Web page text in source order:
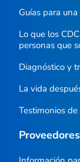
Guías para
Lo que los
personas que
Diagnóstico y
La vida
Testimonios